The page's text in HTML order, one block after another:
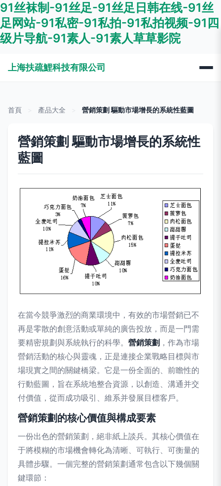
91丝袜制-91丝足-91丝足日韩在线-91丝
足网站-91私密-91私拍-91私拍视频-91四
级片导航-91素人-91素人草草影院
上海扶疏鯉科技有限公司
首頁 產品大全 營銷策劃 驅動市場增長的系統性藍圖
營銷策劃 驅動市場增長的系統性
藍圖
在當今競爭激烈的商業環境中，有效的市場營銷已不
再是零散的創意活動或單純的廣告投放，而是一門需
要精密規劃與系統執行的科學。 營銷策劃 ，作為市場
營銷活動的核心與靈魂，正是連接企業戰略目標與市
場現實之間的關鍵橋梁。它是一份全面的、前瞻性的
行動藍圖，旨在系統地整合資源，以創造、溝通并交
付價值，從而成功吸引、維系并發展目標客戶。
營銷策劃的核心價值與構成要素
一份出色的營銷策劃，絕非紙上談兵。其核心價值在
于將模糊的市場機會轉化為清晰、可執行、可衡量的
具體步驟。一個完整的營銷策劃通常包含以下幾個關
鍵環節：